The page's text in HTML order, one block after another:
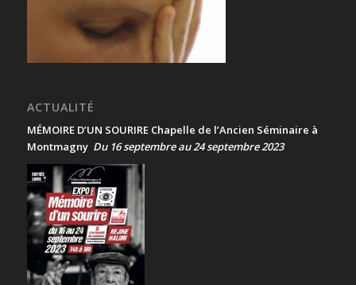
ACTUALITÉ
MÉMOIRE D’UN SOURIRE Chapelle de l’Ancien Séminaire à
Montmagny Du 16 septembre au 24 septembre 2023